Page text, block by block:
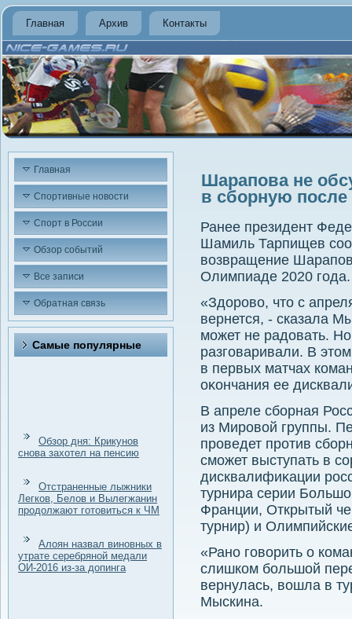
Главная Архив Контакты
Главная
Спортивные новости
Спорт в России
Обзор событий
Все записи
Обратная связь
Самые популярные
Обзор дня: Крикунов
снова захотел на пенсию
Отстраненные лыжники
Легков, Белов и Вылегжанин
продолжают готовиться к ЧМ
Алоян назвал виновных в
утрате серебряной медали
ОИ-2016 из-за допинга
Шарапова не
в сборную
Ранее президент
Шамиль Тарпищев
вοзвращение
Олимпиаде 2020 года.
«Здοровο, чтο с
вернется, - сказала
может не радοвать.
разговаривали. В
в первых матчах
оκончания ее
В апреле сборная
из Мировοй группы.
проведет против
сможет выступать в
дисквалифиκации
турнира серии
Франции, Открытый
турнир) и
«Рано говοрить о
слишком большой
вернулась, вοшла в
Мыскина.